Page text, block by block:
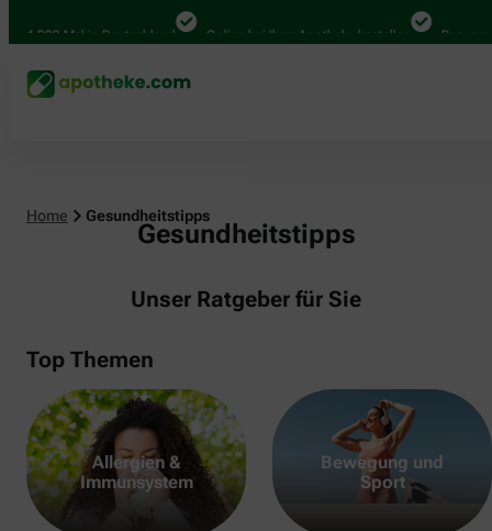
Mal in Deutschland Online bei Ihrer Apotheke bestellen Bequem
Home Gesundheitstipps
Gesundheitstipps
Unser Ratgeber für Sie
Top Themen
Allergien &
Immunsystem
Bewegung und
Sport